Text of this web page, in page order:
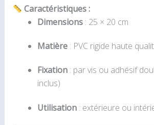
Caractéristiques :
Dimensions: 25 × 20 cm
Matière: PVC rigide haute
Fixation: par vis ou adhésif
inclus)
Utilisation: extérieure ou